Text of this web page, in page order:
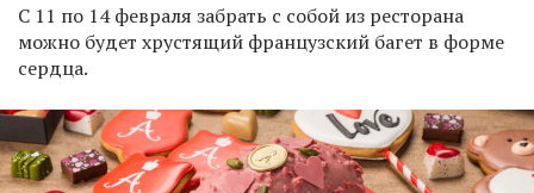
С 11 по 14 февраля забрать с собой из ресторана
можно будет хрустящий французский багет в форме
сердца.